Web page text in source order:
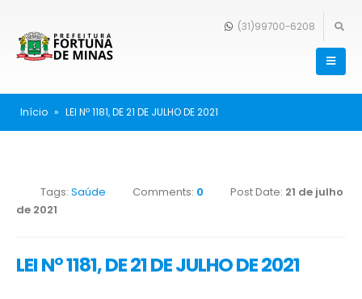
(31)99700-6208
Início » LEI Nº 1181, DE 21 DE JULHO DE 2021
Tags: Saúde Comments: 0 Post Date: 21 de julho
de 2021
LEI Nº 1181, DE 21 DE JULHO DE 2021